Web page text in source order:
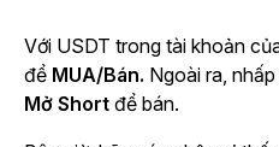
Với USDT trong tài khoản
để MUA/Bán. Ngoài ra,
Mở Short để bán.